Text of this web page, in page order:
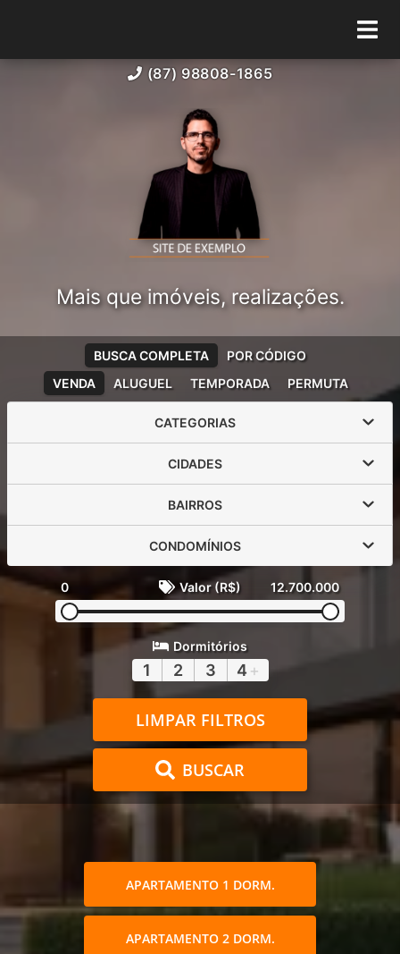
(87) 98808-1865
Mais que imóveis, realizações.
VENDA ALUGUEL TEMPORADA PERMUTA
BUSCA COMPLETA POR CÓDIGO
CATEGORIAS
CIDADES
BAIRROS
CONDOMÍNIOS
0 Valor (R$) 12.700.000
Dormitórios
1 2 3 4 +
LIMPAR FILTROS
BUSCAR
APARTAMENTO 1 DORM.
APARTAMENTO 2 DORM.